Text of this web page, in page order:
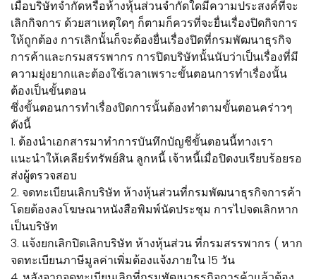
เมื่อบริษัทจำกัดหรือห้างหุ้นส่วนจำกัดใดมีความประสงค์ที่จะ
เลิกกิจการ ด้วยสาเหตุใดๆ ก็ตามก็ควรที่จะยื่นเรื่องปิดกิจการ
ให้ถูกต้อง การเลิกนั้นก็จะต้องยื่นเรื่องปิดที่กรมพัฒนาธุรกิจ
การค้าและกรมสรรพากร การปิดบริษัทนั้นนับว่าเป็นเรื่องที่มี
ความยุ่งยากและต้องใช้เวลาเพราะขั้นตอนการทำเรื่องนั้น
ต้องเป็นขั้นตอน
ซึ่งขั้นตอนการทำเรื่องปิดการนั้นต้องทำตามขั้นตอนคร่าวๆ
ดังนี้
1. ต้องนำเอกสารมาทำการบันทึกบัญชีขั้นตอนนี้ทางเรา
แนะนำให้เคลียร์ทรัพย์สิน ลูกหนี้ เจ้าหนี้เมื่อปิดงบเรียบร้อยรอ
ส่งผู้ตรวจสอบ
2. จดทะเบียนเลิกบริษัท ห้างหุ้นส่วนที่กรมพัฒนาธุรกิจการค้า
โดยต้องลงโฆษณาหนังสือพิมพ์นัดประชุม การไปจดเลิกหาก
เป็นบริษัท
3. แจ้งยกเลิกปิดเลิกบริษัท ห้างหุ้นส่วน ที่กรมสรรพากร ( หาก
จดทะเบียนภาษีมูลค่าเพิ่มต้องแจ้งภายใน 15 วัน